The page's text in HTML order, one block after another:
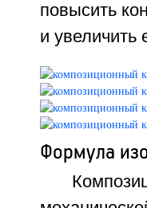
повысить
и увеличить
Формула